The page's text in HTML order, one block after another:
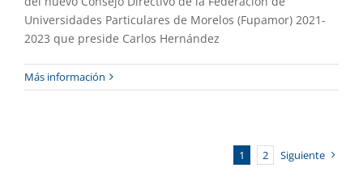
Universidades Particulares de Morelos (Fupamor) 2021-
2023 que preside Carlos Hernández
Más información
1 2 Siguiente